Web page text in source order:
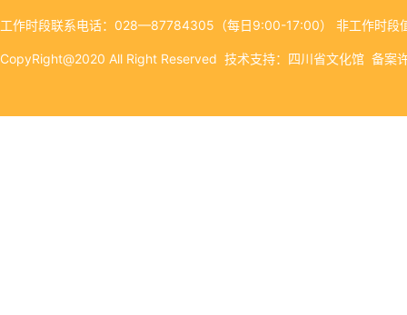
工作时段联系电话：028—87784305（每日9:00-17:00） 非工作时
CopyRight@2020 All Right Reserved 技术支持：四川省文化馆 备案